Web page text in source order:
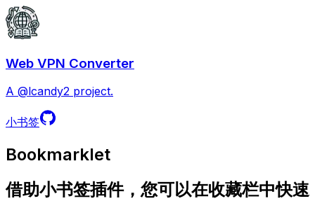
Web VPN Converter
A @lcandy2 project.
小书签
Bookmarklet
借助小书签插件，您可以在收藏栏中快速